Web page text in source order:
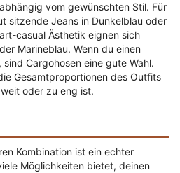
vom gewünschten Stil. Für
sitzende Jeans in Dunkelblau oder
casual Ästhetik eignen sich
Marineblau. Wenn du einen
Cargohosen eine gute Wahl.
Gesamtproportionen des Outfits
oder zu eng ist.
Kombination ist ein echter
Möglichkeiten bietet, deinen